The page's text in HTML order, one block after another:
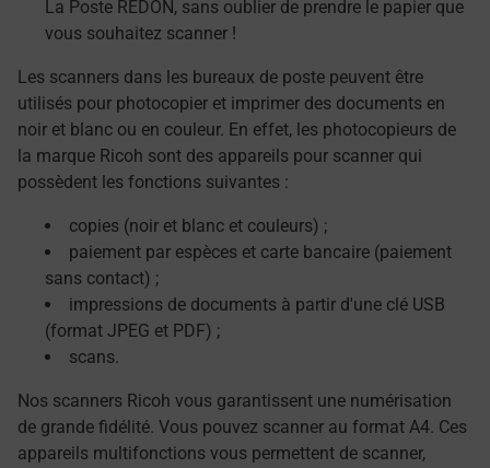
La Poste REDON, sans oublier de prendre le papier que
vous souhaitez scanner !
Les scanners dans les bureaux de poste peuvent être
utilisés pour photocopier et imprimer des documents en
noir et blanc ou en couleur. En effet, les photocopieurs de
la marque Ricoh sont des appareils pour scanner qui
possèdent les fonctions suivantes :
copies (noir et blanc et couleurs) ;
paiement par espèces et carte bancaire (paiement
sans contact) ;
impressions de documents à partir d'une clé USB
(format JPEG et PDF) ;
scans.
Nos scanners Ricoh vous garantissent une numérisation
de grande fidélité. Vous pouvez scanner au format A4. Ces
appareils multifonctions vous permettent de scanner,